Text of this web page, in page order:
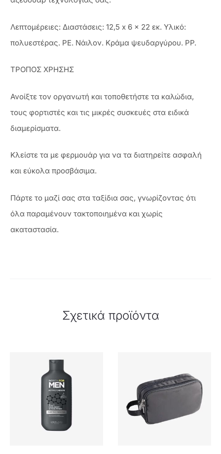
Λεπτομέρειες: Διαστάσεις: 12,5 x 6 x 22 εκ. Υλικό:
πολυεστέρας. PE. Νάιλον. Κράμα ψευδαργύρου. PP.
ΤΡΟΠΟΣ ΧΡΗΣΗΣ
Ανοίξτε τον οργανωτή και τοποθετήστε τα καλώδια,
τους φορτιστές και τις μικρές συσκευές στα ειδικά
διαμερίσματα.
Κλείστε τα με φερμουάρ για να τα διατηρείτε ασφαλή
και εύκολα προσβάσιμα.
Πάρτε το μαζί σας στα ταξίδια σας, γνωρίζοντας ότι
όλα παραμένουν τακτοποιημένα και χωρίς
ακαταστασία.
Σχετικά προϊόντα